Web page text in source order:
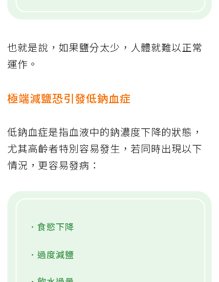
也就是說，如果鹽分太少，人體就難以正常
運作。
極端減鹽恐引發低鈉血症
低鈉血症是指血液中的鈉濃度下降的狀態，
尤其高齡者特別容易發生，若同時出現以下
情況，更容易發病：
．食慾下降
．過度減鹽